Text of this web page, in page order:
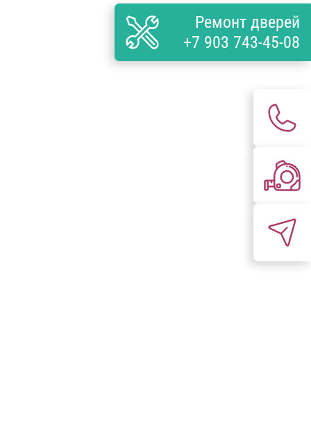
Ремонт дверей
+7 903 743-45-08